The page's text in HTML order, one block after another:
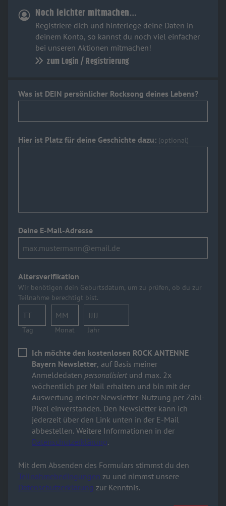
Noch leichter mitmachen…
Registriere dich und hinterlege deine Daten in
deinem Konto, so kannst du noch viel einfacher
bei unseren Aktionen mitmachen!
zum Login / Registrierung
Was ist DEIN persönlicher Rocksong deines Lebens?
Hier ist Platz für deine Geschichte dazu: (optional)
Deine E-Mail-Adresse
Altersverifikation
Wir benötigen dein Geburtsdatum, um zu prüfen, ob du zur
Teilnahme berechtigt bist.
Tag Monat Jahr
Ich möchte den kostenlosen ROCK ANTENNE
Bayern Newsletter, auf Basis meiner
Anmeldedaten personalisiertund max. 2x
wöchentlich per Mail erhalten und bin mit der
Auswertung meiner Newsletter-Nutzung per Zähl-
Pixel einverstanden. Den Newsletter kann ich
jederzeit über den Link unten in der E-Mail
abbestellen. Weitere Informationen in der
Datenschutzerklärung.
Mit dem Absenden des Formulars stimmst du den
Teilnahmebedingungen zu und nimmst unsere
Datenschutzerklärung zur Kenntnis.